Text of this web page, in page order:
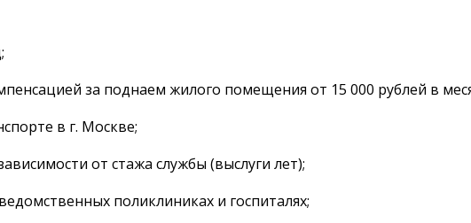
за поднаем жилого помещения от 15 000 рублей в
в г. Москве;
от стажа службы (выслуги лет);
поликлиниках и госпиталях;